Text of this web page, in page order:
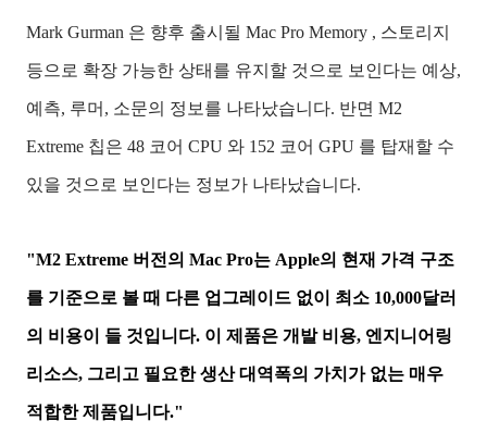
Mark Gurman 은 향후 출시될 Mac Pro Memory , 스토리지
등으로 확장 가능한 상태를 유지할 것으로 보인다는 예상,
예측, 루머, 소문의 정보를 나타났습니다. 반면 M2
Extreme 칩은 48 코어 CPU 와 152 코어 GPU 를 탑재할 수
있을 것으로 보인다는 정보가 나타났습니다.
"M2 Extreme 버전의 Mac Pro는 Apple의 현재 가격 구조
를 기준으로 볼 때 다른 업그레이드 없이 최소 10,000달러
의 비용이 들 것입니다. 이 제품은 개발 비용, 엔지니어링
리소스, 그리고 필요한 생산 대역폭의 가치가 없는 매우
적합한 제품입니다."